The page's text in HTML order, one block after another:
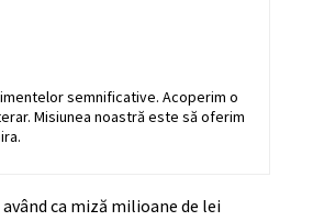
semnificative. Acoperim o
Misiunea noastră este să oferim
având ca miză milioane de lei